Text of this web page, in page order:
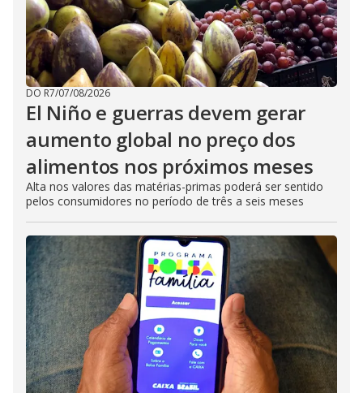
DO R7/07/08/2026
El Niño e guerras devem gerar
aumento global no preço dos
alimentos nos próximos meses
Alta nos valores das matérias-primas poderá ser sentido
pelos consumidores no período de três a seis meses